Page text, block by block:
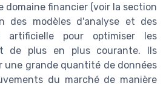
domaine financier (voir la section
des modèles d'analyse et des
artificielle pour optimiser les
de plus en plus courante. Ils
grande quantité de données
du marché de manière